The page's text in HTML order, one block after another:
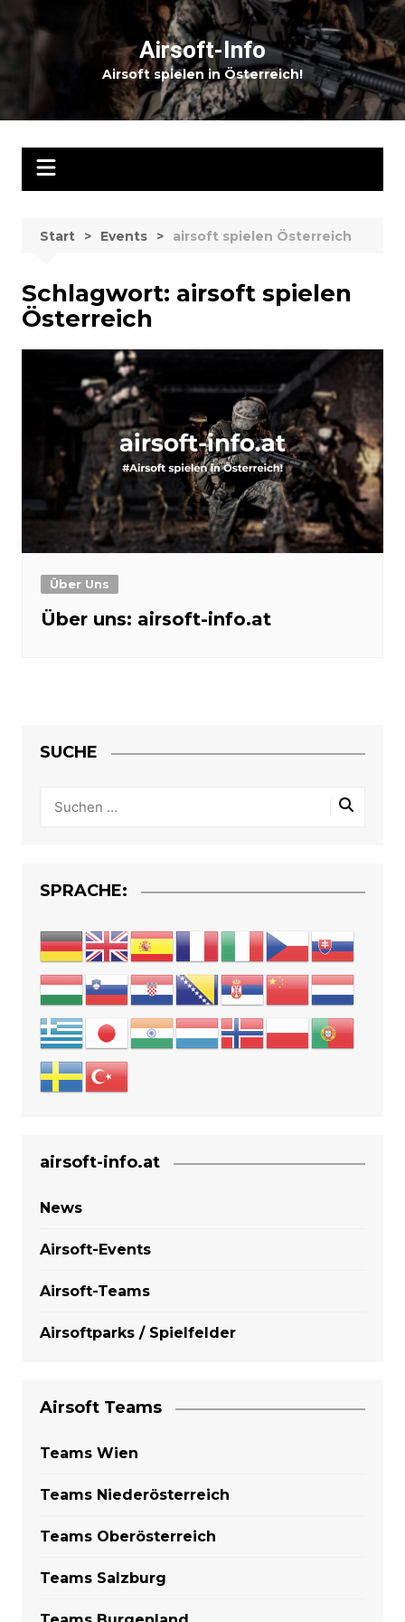
Inhalt
springen
Airsoft-Info
Airsoft spielen in Österreich!
Start Events airsoft spielen Österreich
Schlagwort: airsoft spielen
Österreich
Über Uns
Über uns: airsoft-info.at
SUCHE
SPRACHE:
airsoft-info.at
News
Airsoft-Events
Airsoft-Teams
Airsoftparks / Spielfelder
Airsoft Teams
Teams Wien
Teams Niederösterreich
Teams Oberösterreich
Teams Salzburg